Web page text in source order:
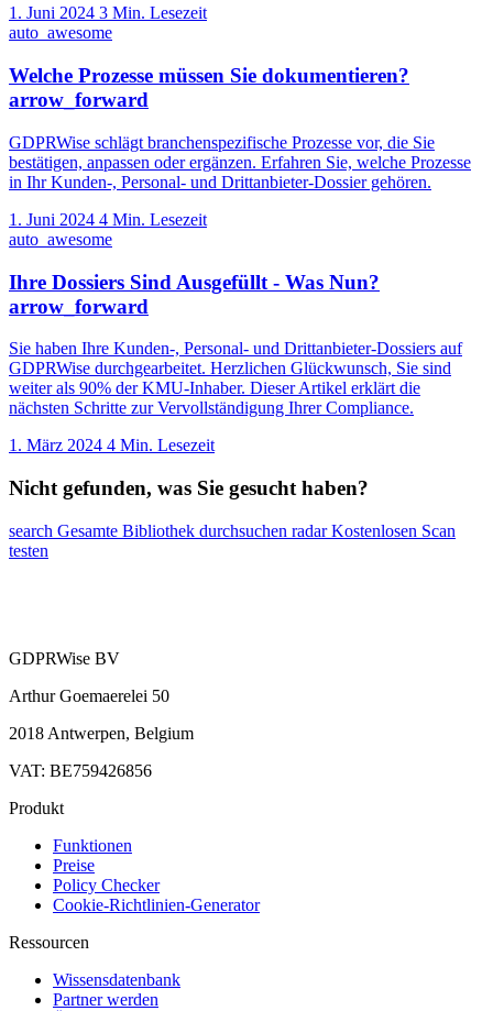
1. Juni 2024 3 Min. Lesezeit
auto_awesome
Welche Prozesse müssen Sie dokumentieren?
arrow_forward
GDPRWise schlägt branchenspezifische Prozesse vor, die Sie
bestätigen, anpassen oder ergänzen. Erfahren Sie, welche Prozesse
in Ihr Kunden-, Personal- und Drittanbieter-Dossier gehören.
1. Juni 2024 4 Min. Lesezeit
auto_awesome
Ihre Dossiers Sind Ausgefüllt - Was Nun?
arrow_forward
Sie haben Ihre Kunden-, Personal- und Drittanbieter-Dossiers auf
GDPRWise durchgearbeitet. Herzlichen Glückwunsch, Sie sind
weiter als 90% der KMU-Inhaber. Dieser Artikel erklärt die
nächsten Schritte zur Vervollständigung Ihrer Compliance.
1. März 2024 4 Min. Lesezeit
Nicht gefunden, was Sie gesucht haben?
search Gesamte Bibliothek durchsuchen radarKostenlosen Scan
testen
GDPRWise BV
Arthur Goemaerelei 50
2018 Antwerpen, Belgium
VAT: BE759426856
Produkt
Funktionen
Preise
Policy Checker
Cookie-Richtlinien-Generator
Ressourcen
Wissensdatenbank
Partner werden